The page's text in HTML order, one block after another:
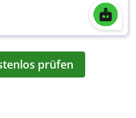
prüfen